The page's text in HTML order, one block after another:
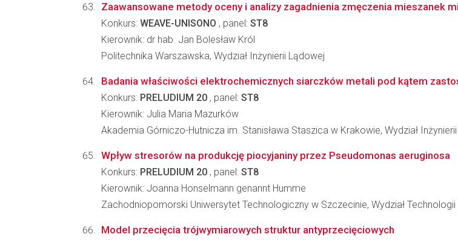
Zaawansowane metody oceny i analizy zagadnienia zmęczenia mieszanek
Konkurs: WEAVE-UNISONO , panel: ST8
Kierownik: dr hab. Jan Bolesław Król
Politechnika Warszawska, Wydział Inżynierii Lądowej
Badania właściwości elektrochemicznych siarczków metali pod kątem
Konkurs: PRELUDIUM 20 , panel: ST8
Kierownik: Julia Maria Mazurków
Akademia Górniczo-Hutnicza im. Stanisława Staszica w Krakowie, Wydział
Wpływ stresorów na produkcję piocyjaniny przez Pseudomonas aeruginosa
Konkurs: PRELUDIUM 20 , panel: ST8
Kierownik: Joanna Honselmann genannt Humme
Zachodniopomorski Uniwersytet Technologiczny w Szczecinie, Wydział Technologii
Model przecięcia trójwymiarowych struktur antyprzecięciowych